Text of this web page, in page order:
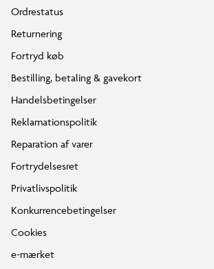
Ordrestatus
Returnering
Fortryd køb
Bestilling, betaling & gavekort
Handelsbetingelser
Reklamationspolitik
Reparation af varer
Fortrydelsesret
Privatlivspolitik
Konkurrencebetingelser
Cookies
e-mærket